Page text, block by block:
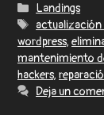
Landings
actualización
wordpress,
mantenimiento
hackers,
Deja un